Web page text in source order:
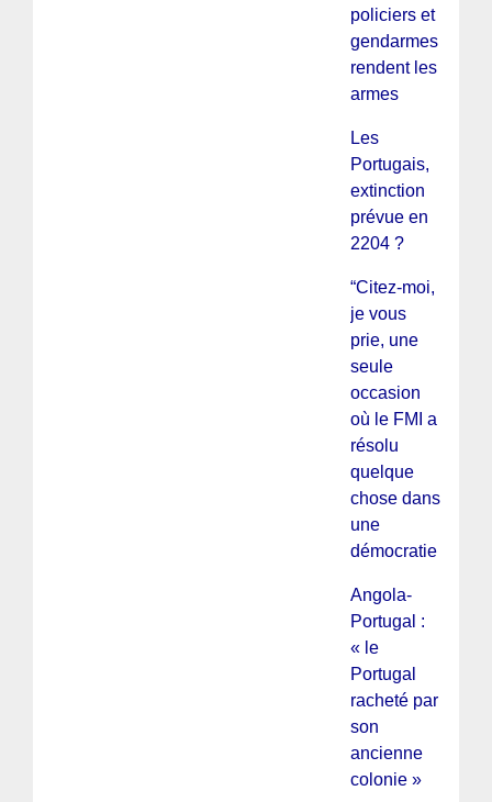
policiers et
gendarmes
rendent les
armes
Les
Portugais,
extinction
prévue en
2204 ?
“Citez-moi,
je vous
prie, une
seule
occasion
où le FMI a
résolu
quelque
chose dans
une
démocratie
Angola-
Portugal :
« le
Portugal
racheté par
son
ancienne
colonie »